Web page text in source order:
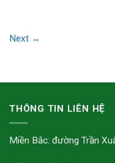
Next →
THÔNG TIN LIÊN HỆ
Miền Bắc: đường Trần